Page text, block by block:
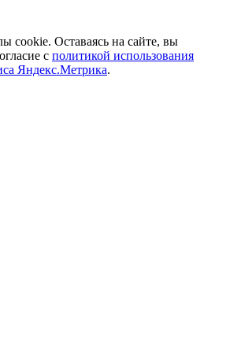
cookie. Оставаясь на сайте, вы
с политикой использования
Яндекс.Метрика.